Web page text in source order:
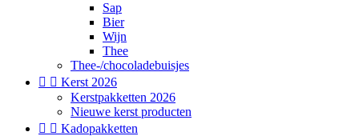
Sap
Bier
Wijn
Thee
Thee-/chocoladebuisjes
  Kerst 2026
Kerstpakketten 2026
Nieuwe kerst producten
  Kadopakketten